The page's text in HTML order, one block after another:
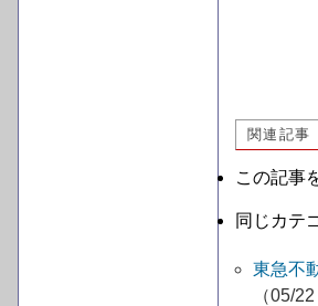
関連記事
この記事
同じカテ
東急不
（05/